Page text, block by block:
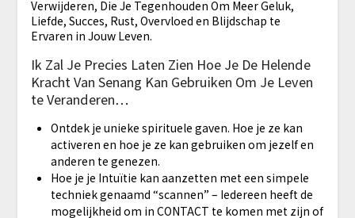
Verwijderen, Die Je Tegenhouden Om Meer Geluk,
Liefde, Succes, Rust, Overvloed en Blijdschap te
Ervaren in Jouw Leven.
Ik Zal Je Precies Laten Zien Hoe Je De Helende
Kracht Van Senang Kan Gebruiken Om Je Leven
te Veranderen…
Ontdek je unieke spirituele gaven. Hoe je ze kan
activeren en hoe je ze kan gebruiken om jezelf en
anderen te genezen.
Hoe je je Intuïtie kan aanzetten met een simpele
techniek genaamd “scannen” – Iedereen heeft de
mogelijkheid om in CONTACT te komen met zijn of